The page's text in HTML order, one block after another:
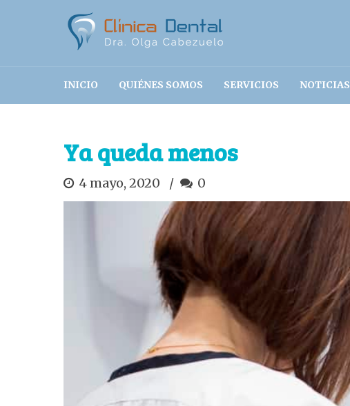
INICIO QUIÉNES SOMOS SERVICIOS NOTICIAS
Ya queda menos
4 mayo, 2020 0